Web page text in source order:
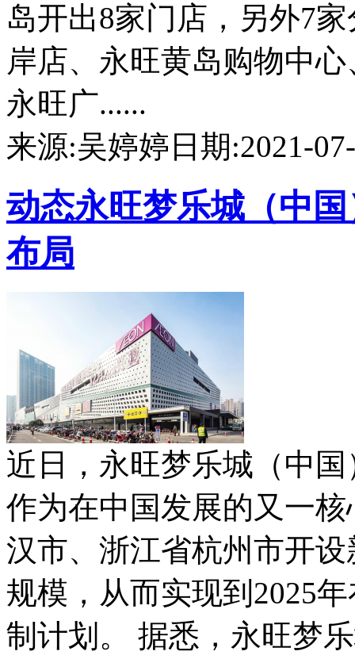
岛开出8家门店，另外7
岸店、永旺黄岛购物中
永旺广......
来源:吴婷婷 日期:2021-
动态永旺梦乐城（中
布局
近日，永旺梦乐城（中
作为在中国发展的又一
汉市、浙江省杭州市开
规模，从而实现到2025
制计划。 据悉，永旺梦